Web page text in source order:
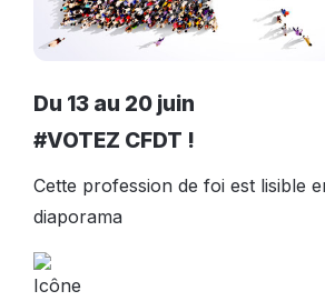
Du 13 au 20 juin
#VOTEZ CFDT !
Cette profession de foi est lisible
diaporama